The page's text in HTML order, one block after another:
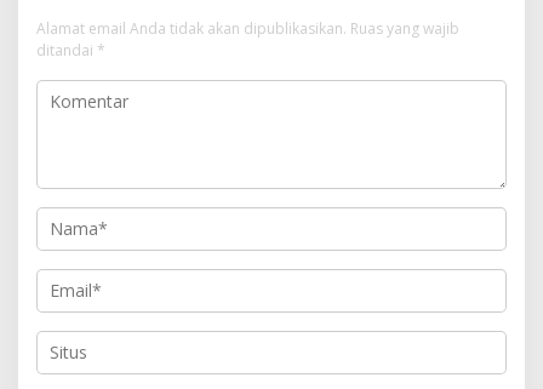
Alamat email Anda tidak akan dipublikasikan. Ruas yang wajib
ditandai *